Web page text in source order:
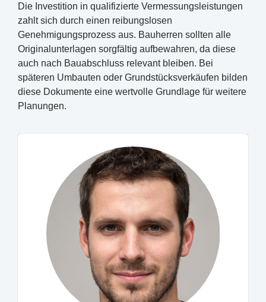
Die Investition in qualifizierte Vermessungsleistungen
zahlt sich durch einen reibungslosen
Genehmigungsprozess aus. Bauherren sollten alle
Originalunterlagen sorgfältig aufbewahren, da diese
auch nach Bauabschluss relevant bleiben. Bei
späteren Umbauten oder Grundstücksverkäufen bilden
diese Dokumente eine wertvolle Grundlage für weitere
Planungen.